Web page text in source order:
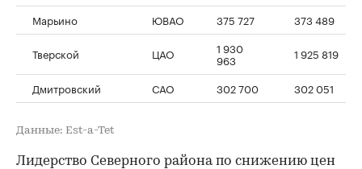
Марьино
ЮВАО 375 727 373 489
Тверской ЦАО 1 930
963 1 925 819
Дмитровский САО 302 700 302 051
Данные: Est-a-Tet
Лидерство Северного района по снижению цен